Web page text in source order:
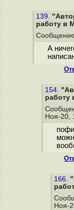
139.
работу в
А
154.
работу
Ноя-20,
166.
Ноя-